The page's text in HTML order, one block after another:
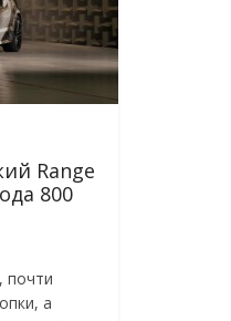
Range
800
почти
а